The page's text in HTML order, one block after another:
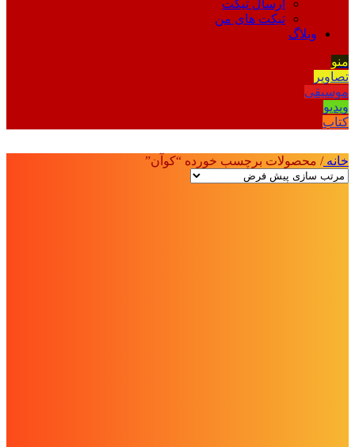
ارسال تیکت
تیکت های من
وبلاگ
منو
تصاویر
موسیقی
ویدیو
کتاب
خانه/ محصولات برچسب خورده “کوآن”